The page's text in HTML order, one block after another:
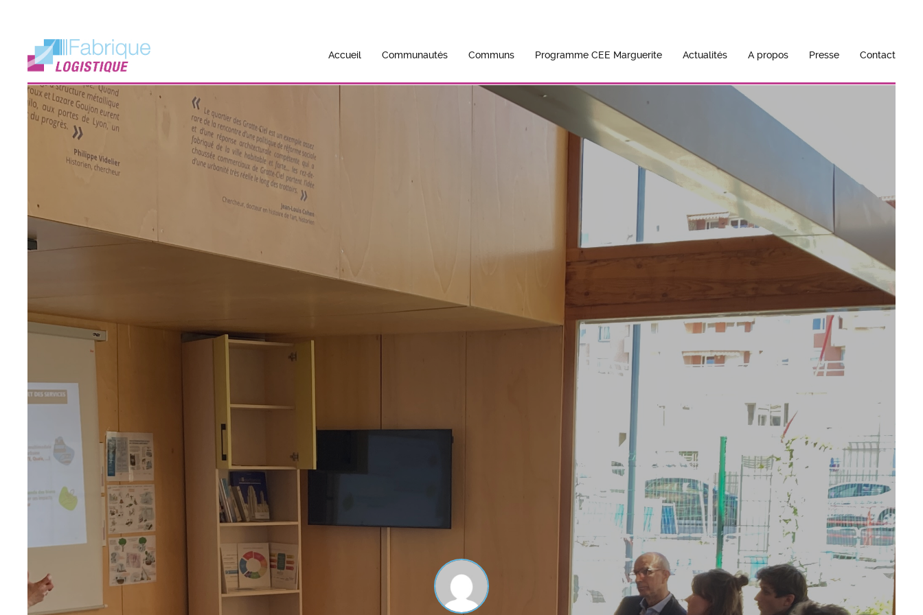
Accueil Communautés Communs Programme CEE Marguerite Actualités A propos Presse Contact